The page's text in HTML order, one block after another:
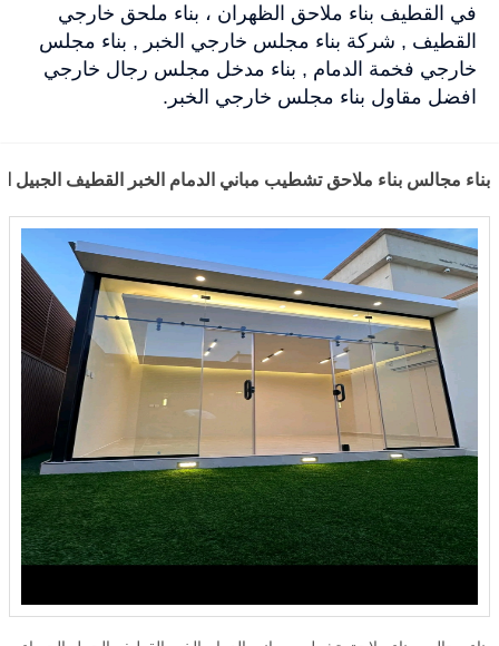
في القطيف بناء ملاحق الظهران ، بناء ملحق خارجي
القطيف , شركة بناء مجلس خارجي الخبر , بناء مجلس
خارجي فخمة الدمام , بناء مدخل مجلس رجال خارجي
افضل مقاول بناء مجلس خارجي الخبر.
بناء مجالس بناء ملاحق تشطيب مباني الدمام الخبر القطيف الجبيل الحساء